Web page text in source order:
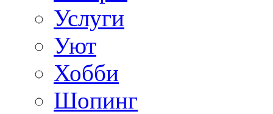
Услуги
Уют
Хобби
Шопинг